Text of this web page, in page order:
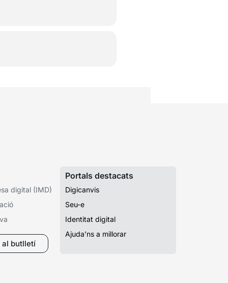
digital (IMD)
butlletí
Portals destacats
Digicanvis
Seu-e
Identitat digital
Ajuda’ns a millorar